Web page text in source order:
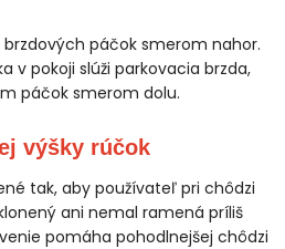
páčok smerom nahor.
v pokoji slúži parkovacia brzda,
páčok smerom dolu.
výšky rúčok
tak, aby používateľ pri chôdzi
ani nemal ramená príliš
pomáha pohodlnejšej chôdzi